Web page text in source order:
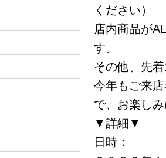
ください）
店内商品が
す。
その他、先
今年もご来
で、お楽し
▼詳細▼
日時：